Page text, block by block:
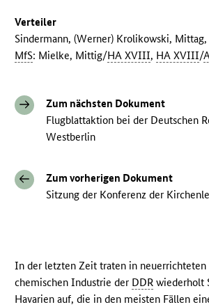
Verteiler
Sindermann, (Werner) Krolikowski,
MfS: Mielke, Mittig/HA XVIII, HA XVIII/
Zum nächsten Dokument
Flugblattaktion bei der Deutschen
Westberlin
Zum vorherigen Dokument
Sitzung der Konferenz der
In der letzten Zeit traten in
chemischen Industrie der DDR wiederholt
Havarien auf, die in den meisten Fällen